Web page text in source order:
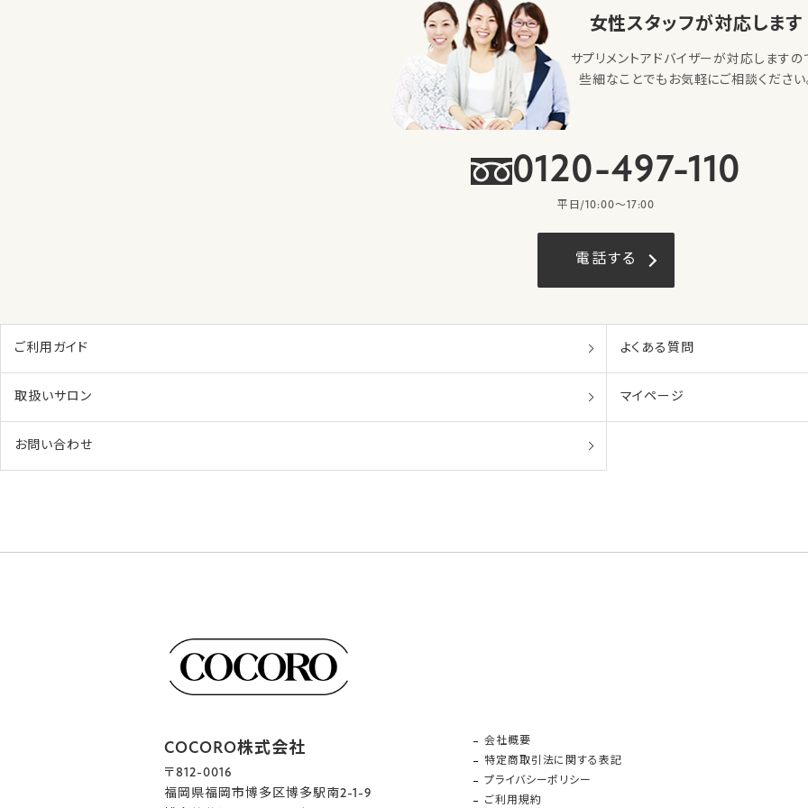
女性スタッフが対応します
サプリメントアドバイザーが対応しますの
些細なことでもお気軽にご相談ください
0120-497-110
平日/10:00〜17:00
電話する
ご利用ガイド よくある質問
取扱いサロン マイページ
お問い合わせ
COCORO株式会社
〒812-0016
福岡県福岡市博多区博多駅南2-1-9
会社概要
特定商取引法に関する表記
プライバシーポリシー
ご利用規約